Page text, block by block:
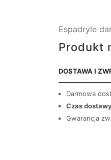
Espadryle
Produkt
DOSTAWA I
Darmowa
Czas
Gwarancja